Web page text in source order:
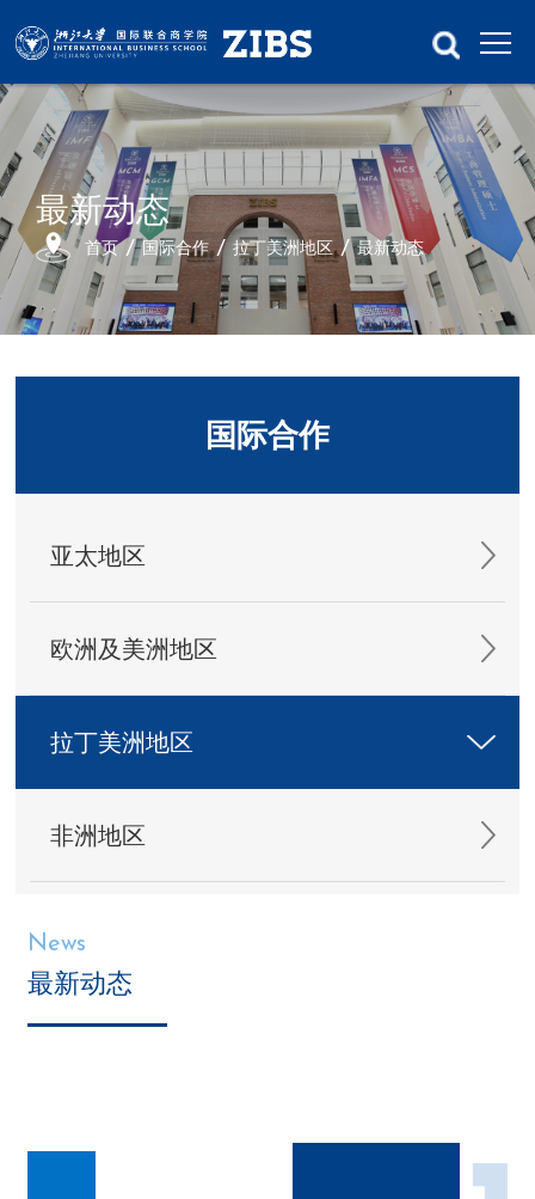
最新动态
首页 国际合作 拉丁美洲地区 最新动态
国际合作
亚太地区
欧洲及美洲地区
拉丁美洲地区
非洲地区
News
最新动态